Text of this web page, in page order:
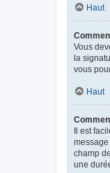
Haut
Vous
la
vous
Haut
Il est
champ
une